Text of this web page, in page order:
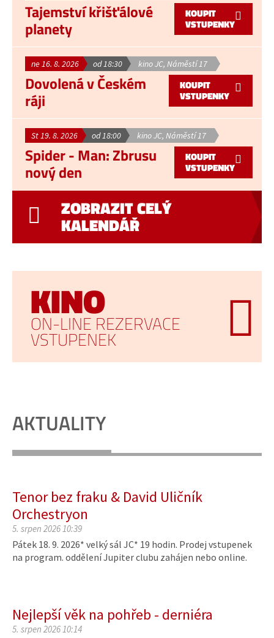
Tajemství křišťálové
planety
KOUPIT
VSTUPENKY
ne 16. 8. 2026 od 18:30 kino JC, Náměstí 17
Dovolená v Českém
ráji
KOUPIT
VSTUPENKY
St 19. 8. 2026 od 18:00 kino JC, Náměstí 17
Spider - Man: Zbrusu
nový den
KOUPIT
VSTUPENKY
ZOBRAZIT CELÝ
KALENDÁŘ
KINO
ON-LINE REZERVACE
VSTUPENEK
AKTUALITY
Tenor bez fraku & David Uličník
Orchestryon
5. srpen 2026 10:39
Pátek 18. 9. 2026* velký sál JC* 19 hodin. Prodej vstupenek
na program. oddělení Jupiter clubu zahájen nebo online.
Nejlepší věk na pohřeb - derniéra
5. srpen 2026 10:14